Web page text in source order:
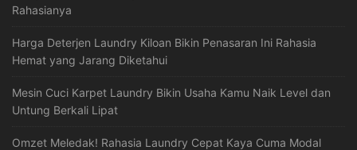
Rahasianya
Harga Deterjen Laundry Kiloan Bikin Penasaran Ini Rahasia
Hemat yang Jarang Diketahui
Mesin Cuci Karpet Laundry Bikin Usaha Kamu Naik Level dan
Untung Berkali Lipat
Omzet Meledak! Rahasia Laundry Cepat Kaya Cuma Modal